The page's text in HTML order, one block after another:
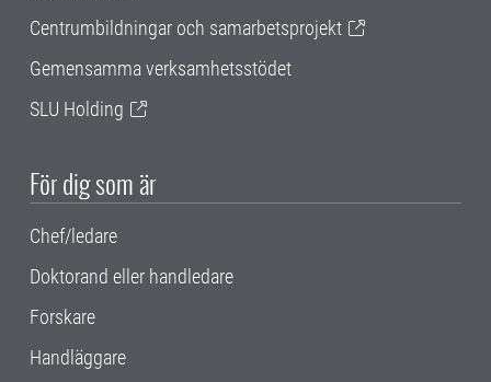
Centrumbildningar och samarbetsprojekt
Gemensamma verksamhetsstödet
SLU Holding
För dig som är
Chef/ledare
Doktorand eller handledare
Forskare
Handläggare